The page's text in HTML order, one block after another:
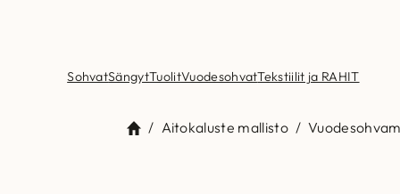
SohvatSängytTuolitVuodesohvatTekstiilit ja RAHIT
/ Aitokaluste mallisto /